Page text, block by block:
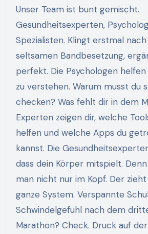
Unser Team ist bunt gemischt.
Gesundheitsexperten,
Spezialisten. Klingt erstmal
seltsamen Bandbesetzung,
perfekt. Die Psychologen helfen
zu verstehen. Warum musst du
checken? Was fehlt dir in dem
Experten zeigen dir, welche
helfen und welche Apps du
kannst. Die
dass dein Körper mitspielt.
man nicht nur im Kopf. Der
ganze System. Verspannte
Schwindelgefühl nach dem
Marathon? Check. Druck auf